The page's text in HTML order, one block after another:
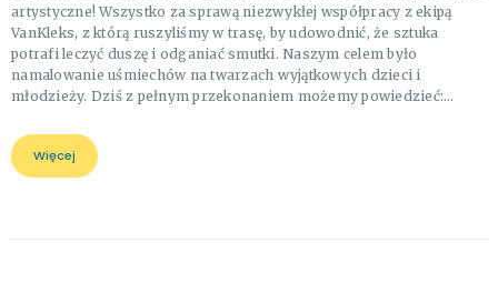
artystyczne! Wszystko za sprawą niezwykłej współpracy z ekipą
VanKleks, z którą ruszyliśmy w trasę, by udowodnić, że sztuka
potrafi leczyć duszę i odganiać smutki. Naszym celem było
namalowanie uśmiechów na twarzach wyjątkowych dzieci i
młodzieży. Dziś z pełnym przekonaniem możemy powiedzieć:…
Więcej